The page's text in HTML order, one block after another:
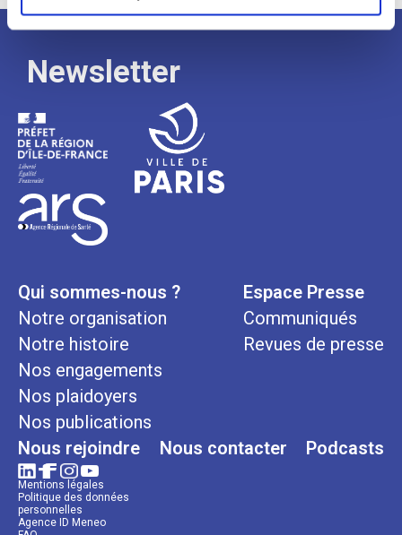
Newsletter
Qui sommes-nous ?
Notre organisation
Notre histoire
Nos engagements
Nos plaidoyers
Nos publications
Espace Presse
Communiqués
Revues de presse
Nous rejoindre Nous contacter Podcasts
Mentions légales
Politique des données
personnelles
Agence ID Meneo